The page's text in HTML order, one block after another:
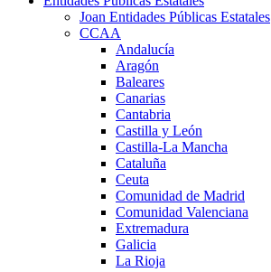
Joan Entidades Públicas Estatales
CCAA
Andalucía
Aragón
Baleares
Canarias
Cantabria
Castilla y León
Castilla-La Mancha
Cataluña
Ceuta
Comunidad de Madrid
Comunidad Valenciana
Extremadura
Galicia
La Rioja